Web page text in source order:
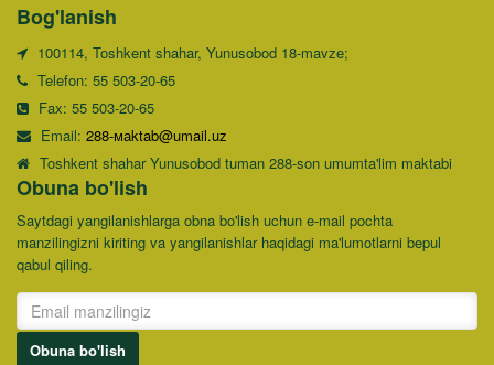
Bog'lanish
100114, Toshkent shahar, Yunusobod 18-mavze;
Telefon: 55 503-20-65
Fax: 55 503-20-65
Email:288-маktab@umail.uz
Toshkent shahar Yunusobod tuman 288-son umumta'lim maktabi
Obuna bo'lish
Saytdagi yangilanishlarga obna bo'lish uchun e-mail pochta
manzilingizni kiriting va yangilanishlar haqidagi ma'lumotlarni bepul
qabul qiling.
Obuna bo'lish